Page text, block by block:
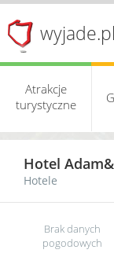
wyjade.pl
Atrakcje
turystyczne
Hotel
Hotele
Brak danych
pogodowych